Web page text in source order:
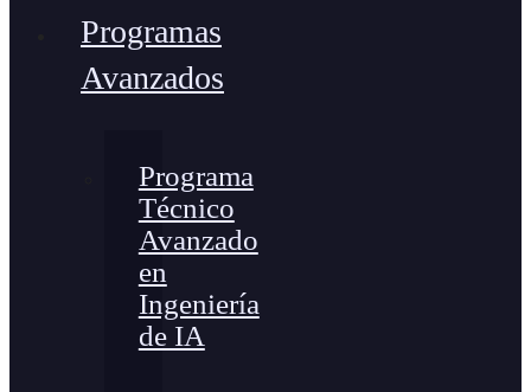
Programas
Avanzados
Programa
Técnico
Avanzado
en
Ingeniería
de IA